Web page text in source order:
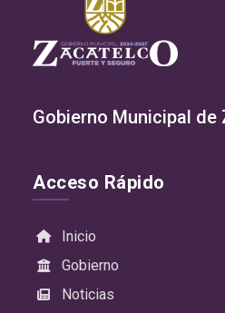
Gobierno Municipal de
Acceso Rápido
Inicio
Gobierno
Noticias